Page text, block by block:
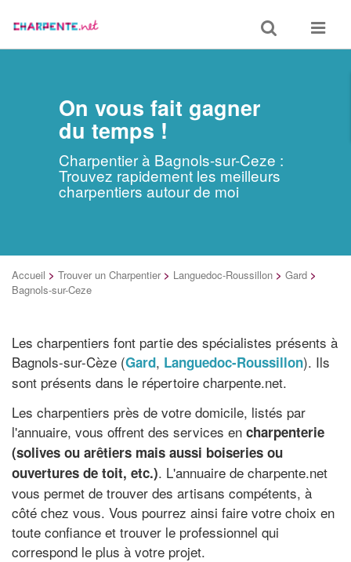
Toggle
search
Toggle
On vous fait gagner
du temps !
Charpentier à Bagnols-sur-Ceze :
Trouvez rapidement les meilleurs
charpentiers autour de moi
Accueil > Trouver un Charpentier > Languedoc-Roussillon > Gard >
Bagnols-sur-Ceze
Les charpentiers font partie des spécialistes présents à
Bagnols-sur-Cèze (Gard, Languedoc-Roussillon). Ils
sont présents dans le répertoire charpente.net.
Les charpentiers près de votre domicile, listés par
l'annuaire, vous offrent des services en charpenterie
(solives ou arêtiers mais aussi boiseries ou
ouvertures de toit, etc.). L'annuaire de charpente.net
vous permet de trouver des artisans compétents, à
côté chez vous. Vous pourrez ainsi faire votre choix en
toute confiance et trouver le professionnel qui
correspond le plus à votre projet.